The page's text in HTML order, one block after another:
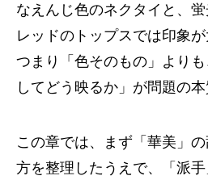
なえんじ色のネクタイと、
レッドのトップスでは印象が
つまり「色そのもの」よりも
してどう映るか」が問題の本
この章では、まず「華美」
方を整理したうえで、「派